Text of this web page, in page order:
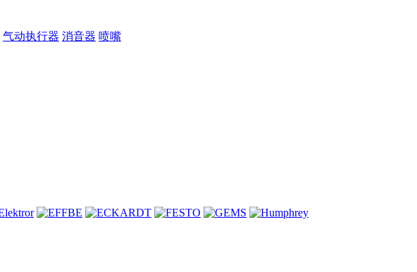
气动执行器 消音器 喷嘴